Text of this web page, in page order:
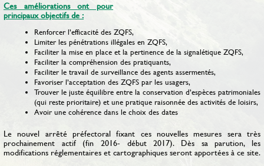
Ces améliorationsont pour
principaux objectifs de :
Renforcer l’efficacité des ZQFS,
Limiter les pénétrations illégales en ZQFS,
Faciliter la mise en place et la pertinence de la signalétique ZQFS,
Faciliter la compréhension des pratiquants,
Faciliter le travail de surveillance des agents assermentés,
Favoriser l’acceptation des ZQFS par les usagers,
Trouver le juste équilibre entre la conservation d’espèces patrimoniales
(qui reste prioritaire) et une pratique raisonnée des activités de loisirs,
Avoir une cohérence dans le choix des dates
Le nouvel arrêté préfectoral fixant ces nouvelles mesures sera très
prochainement actif (fin 2016- début 2017). Dès sa parution, les
modifications réglementaires et cartographiques seront apportées à ce site.